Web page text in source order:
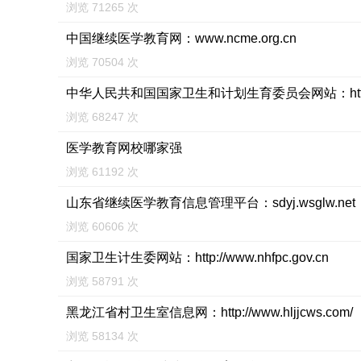
浏览 71265 次
中国继续医学教育网：www.ncme.org.cn
浏览 70504 次
中华人民共和国国家卫生和计划生育委员会网站：
浏览 68247 次
医学教育网校哪家强
浏览 61192 次
山东省继续医学教育信息管理平台：sdyj.wsglw.net
浏览 60606 次
国家卫生计生委网站：http://www.nhfpc.gov.cn
浏览 58791 次
黑龙江省村卫生室信息网：http://www.hljjcws.com/
浏览 58134 次